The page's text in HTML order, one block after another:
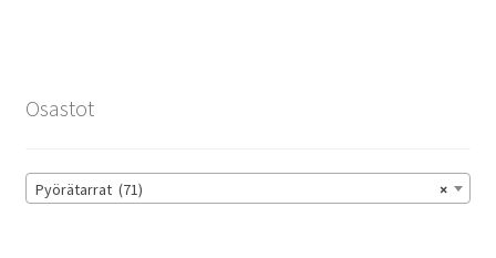
sivulla.
Osastot
×
Pyörätarrat (71)